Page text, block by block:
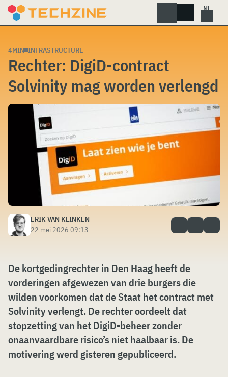
Skip
4MIN INFRASTRUCTURE
Rechter: DigiD-contract
Solvinity mag worden verlengd
ERIK VAN KLINKEN
22 mei 2026 09:13
De kortgedingrechter in Den Haag heeft de
vorderingen afgewezen van drie burgers die
wilden voorkomen dat de Staat het contract met
Solvinity verlengt. De rechter oordeelt dat
stopzetting van het DigiD-beheer zonder
onaanvaardbare risico’s niet haalbaar is. De
motivering werd gisteren gepubliceerd.